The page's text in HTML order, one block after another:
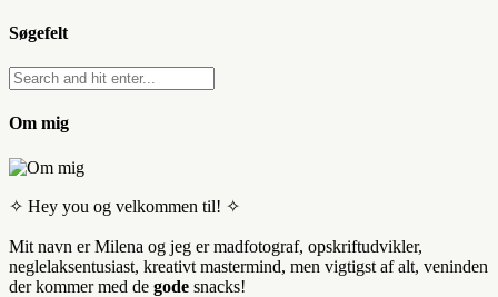
Søgefelt
Om mig
✧ Hey you og velkommen til! ✧
Mit navn er Milena og jeg er madfotograf, opskriftudvikler,
neglelaksentusiast, kreativt mastermind, men vigtigst af alt, veninden
der kommer med de gode snacks!